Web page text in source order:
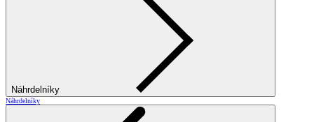
Náhrdelníky
Náhrdelníky